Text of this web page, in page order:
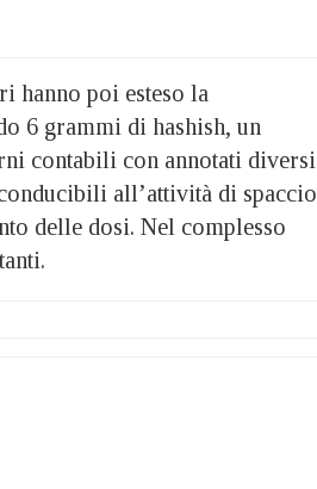
hanno poi esteso la
6 grammi di hashish, un
contabili con annotati diversi
all’attività di spaccio
delle dosi. Nel complesso